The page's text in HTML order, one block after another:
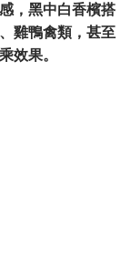
，黑中白香檳搭
雞鴨禽類，甚至
效果。